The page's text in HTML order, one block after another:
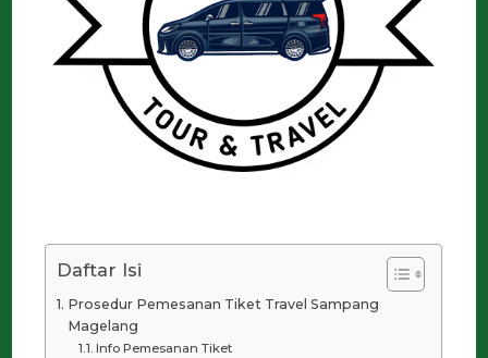
Daftar Isi
Prosedur Pemesanan Tiket Travel Sampang
Magelang
Info Pemesanan Tiket